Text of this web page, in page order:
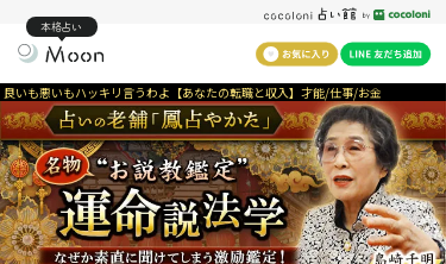
本格占い
良いも悪いもハッキリ言うわよ【あなたの転職と収入】才能/仕事/お金